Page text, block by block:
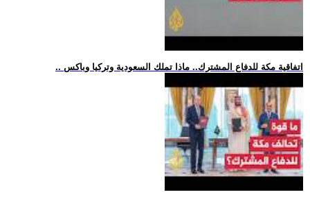
.. اتفاقية مكة للدفاع المشترك.. ماذا تملك السعودية وتركيا وباكس